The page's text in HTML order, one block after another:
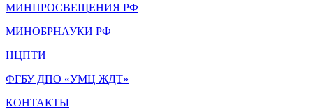
МИНПРОСВЕЩЕНИЯ РФ
МИНОБРНАУКИ РФ
НЦПТИ
ФГБУ ДПО «УМЦ ЖДТ»
КОНТАКТЫ